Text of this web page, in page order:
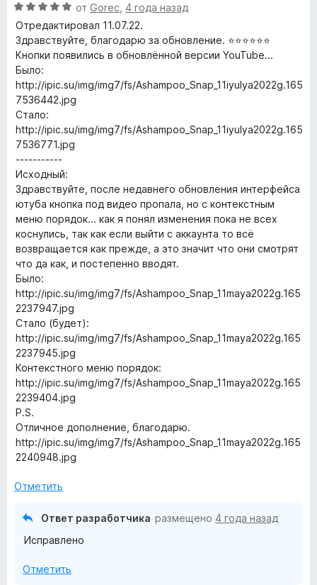
н
а
5
и
з
5
н
е
н
о
н
а
5
и
з
5
О
ц
е
н
е
н
о
н
а
5
з
5
от Gorec 4 года назад
Отредактировал 11.07.22.
Здравствуйте, благодарю за обновление. ⭐⭐⭐⭐⭐⭐
Кнопки появились в обновлённой версии YouTube...
Было:
http://ipic.su/img/img7/fs/Ashampoo_Snap_11iyulya2022g.165
7536442.jpg
Стало:
http://ipic.su/img/img7/fs/Ashampoo_Snap_11iyulya2022g.165
7536771.jpg
-----------
Исходный:
Здравствуйте, после недавнего обновления интерфейса
ютуба кнопка под видео пропала, но с контекстным
меню порядок... как я понял изменения пока не всех
коснулись, так как если выйти с аккаунта то всё
возвращается как прежде, а это значит что они смотрят
что да как, и постепенно вводят.
Было:
http://ipic.su/img/img7/fs/Ashampoo_Snap_11maya2022g.165
2237947.jpg
Стало (будет):
http://ipic.su/img/img7/fs/Ashampoo_Snap_11maya2022g.165
2237945.jpg
Контекстного меню порядок:
http://ipic.su/img/img7/fs/Ashampoo_Snap_11maya2022g.165
2239404.jpg
P.S.
Отличное дополнение, благодарю.
http://ipic.su/img/img7/fs/Ashampoo_Snap_11maya2022g.165
2240948.jpg
Отметить
Ответ разработчика размещено 4 года назад
Исправлено
Отметить